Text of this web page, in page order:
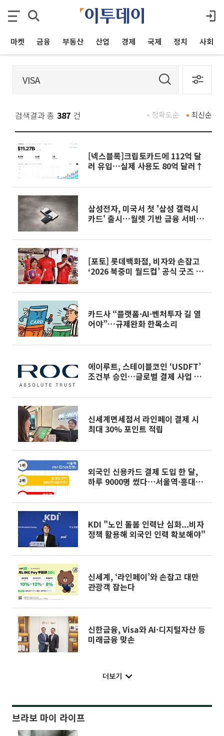
마켓 금융 부동산 산업 경제 국제 정치 사회
검색결과 총 387 건 최신순
정확도순
[넥스블록]크립토카드에 112억 달
러 유입…실제 사용도 80억 달러↑
삼성전자, 미국서 첫 '삼성 갤럭시
카드' 출시…월렛 기반 금융 서비스
[포토] 롯데백화점, 비자와 손잡고
‘2026 북중미 월드컵’ 공식 굿즈 이
카드사 “플랫폼·AI·벤처투자 길 열
어야”…규제완화 한목소리
에이루트, 스테이블코인 ‘USDFT’
조건부 승인…글로벌 결제 사업 본
신세계면세점서 라인페이 결제 시
최대 30% 포인트 적립
외국인 신용카드 결제 도입 한 달,
하루 9000명 썼다⋯서울역·홍대입
KDI "노인 돌봄 인력난 심화...비자
정책 활용해 외국인 인력 확보해야"
신세계, ‘라인페이’와 손잡고 대만
관광객 잡는다
신한금융, Visa와 AI·디지털자산 등
미래금융 맞손
더보기
브라보 마이 라이프